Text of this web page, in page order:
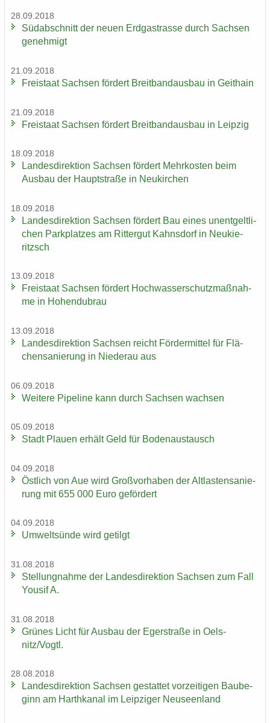
28.09.2018
Süd­ab­schnitt der neuen Erd­gas­tras­se durch Sach­sen
ge­neh­migt
21.09.2018
Frei­staat Sach­sen för­dert Breit­band­aus­bau in Geit­hain
21.09.2018
Frei­staat Sach­sen för­dert Breit­band­aus­bau in Leip­zig
18.09.2018
Lan­des­di­rek­ti­on Sach­sen för­dert Mehr­kos­ten beim
Aus­bau der Haupt­stra­ße in Neu­kir­chen
18.09.2018
Lan­des­di­rek­ti­on Sach­sen för­dert Bau eines un­ent­gelt­li­
chen Park­plat­zes am Rit­ter­gut Kahns­dorf in Neu­kie­
ritzsch
13.09.2018
Frei­staat Sach­sen för­dert Hoch­was­ser­schutz­maß­nah­
me in Ho­hen­du­brau
13.09.2018
Lan­des­di­rek­ti­on Sach­sen reicht För­der­mit­tel für Flä­
chen­sa­nie­rung in Nie­der­au aus
06.09.2018
Wei­te­re Pipe­line kann durch Sach­sen wach­sen
05.09.2018
Stadt Plau­en er­hält Geld für Bo­den­aus­tausch
04.09.2018
Öst­lich von Aue wird Groß­vor­ha­ben der Alt­las­ten­sa­nie­
rung mit 655 000 Euro ge­för­dert
04.09.2018
Um­welt­sün­de wird ge­tilgt
31.08.2018
Stel­lung­nah­me der Lan­des­di­rek­ti­on Sach­sen zum Fall
You­sif A.
31.08.2018
Grü­nes Licht für Aus­bau der Eger­stra­ße in Oels­
nitz/Vogtl.
28.08.2018
Lan­des­di­rek­ti­on Sach­sen ge­stat­tet vor­zei­ti­gen Bau­be­
ginn am Harth­ka­nal im Leip­zi­ger Neu­seen­land